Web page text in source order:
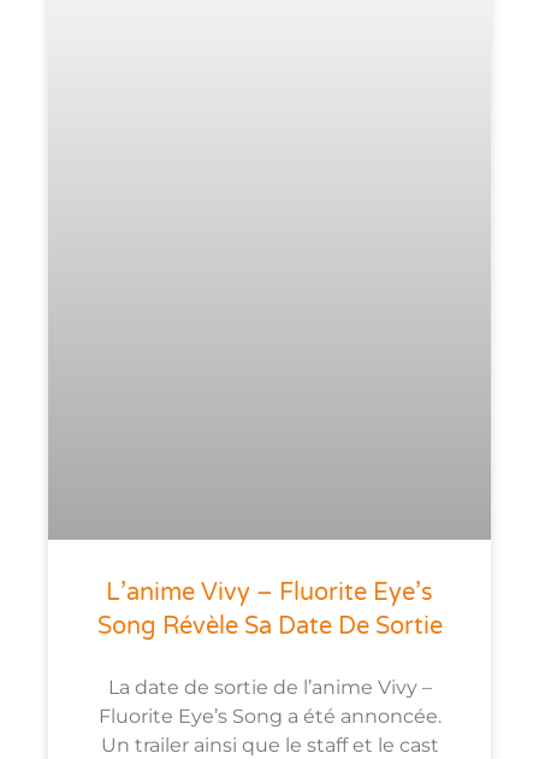
L’anime Vivy – Fluorite Eye’s
Song Révèle Sa Date De Sortie
La date de sortie de l’anime Vivy –
Fluorite Eye’s Song a été annoncée.
Un trailer ainsi que le staff et le cast